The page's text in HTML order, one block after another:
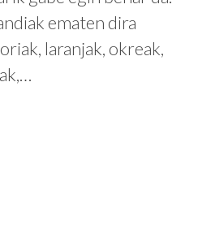
ematen dira
laranjak, okreak,